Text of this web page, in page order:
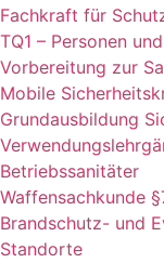
Fachkraft für
TQ1 – Personen
Vorbereitung zur
Mobile
Grundausbildung
Betriebssanitäter
Waffensachkunde
Brandschutz- und
Standorte